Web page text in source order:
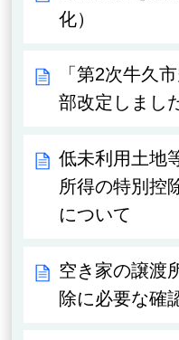
化）
「第2次牛久
部改定しまし
低未利用土地
所得の特別控
について
空き家の譲渡
除に必要な確